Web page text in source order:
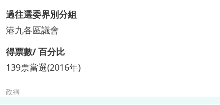
過往選委界別分組
港九各區議會
得票數/ 百分比
139票當選(2016年)
政綱